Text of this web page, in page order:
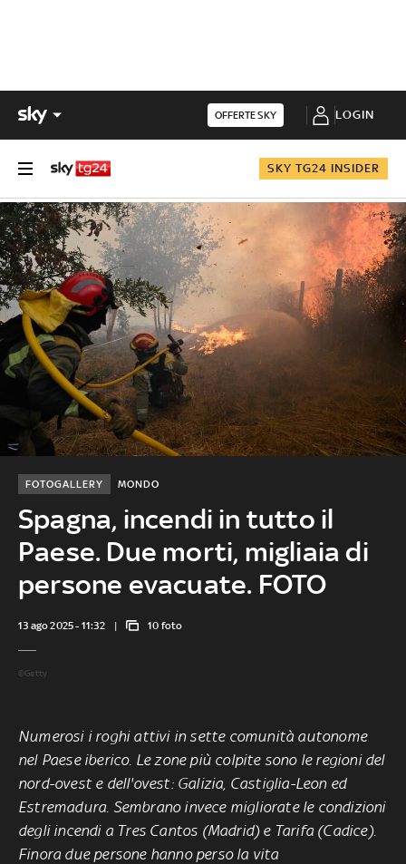
OFFERTE SKY LOGIN
SKY TG24 INSIDER
Spagna, incendi in tutto il
Paese. Due morti, migliaia di
persone evacuate. FOTO
MONDO
FOTOGALLERY
13 ago 2025 - 11:32 10 foto
©Getty
Numerosi i roghi attivi in sette comunità autonome
nel Paese iberico. Le zone più colpite sono le regioni del
nord-ovest e dell'ovest: Galizia, Castiglia-Leon ed
Estremadura. Sembrano invece migliorate le condizioni
degli incendi a Tres Cantos (Madrid) e Tarifa (Cadice).
Finora due persone hanno perso la vita